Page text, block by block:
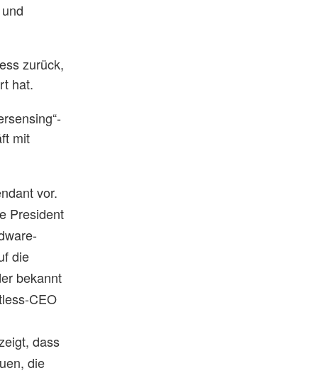
zurück,
hat.
mit
vor.
President
die
bekannt
CEO
dass
die